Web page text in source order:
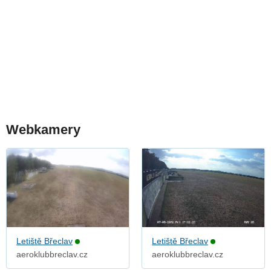
Webkamery
Letiště Břeclav
aeroklubbreclav.cz
Letiště Břeclav
aeroklubbreclav.cz